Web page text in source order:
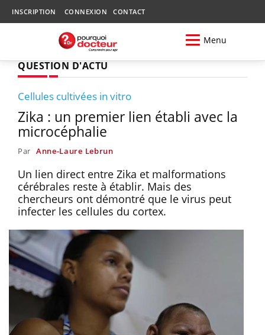
INSCRIPTION CONNEXION CONTACT
Menu
QUESTION D'ACTU
Cellules cultivées in vitro
Zika : un premier lien établi avec la
microcéphalie
Par Anne-Laure Lebrun
Un lien direct entre Zika et malformations
cérébrales reste à établir. Mais des
chercheurs ont démontré que le virus peut
infecter les cellules du cortex.